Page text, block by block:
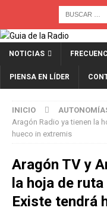
NOTICIAS
PIENSA EN LÍDER
INICIO
Aragón Radio ya tienen la
hueco in extremis
Aragón TV y
la hoja de
Existe tendrá